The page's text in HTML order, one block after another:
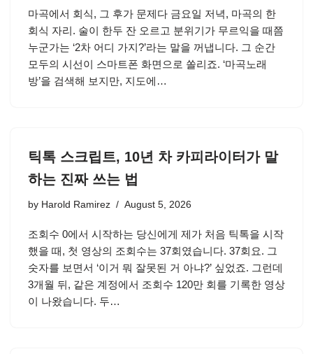
마곡에서 회식, 그 후가 문제다 금요일 저녁, 마곡의 한
회식 자리. 술이 한두 잔 오르고 분위기가 무르익을 때쯤
누군가는 ‘2차 어디 가지?’라는 말을 꺼냅니다. 그 순간
모두의 시선이 스마트폰 화면으로 쏠리죠. ‘마곡노래
방’을 검색해 보지만, 지도에…
틱톡 스크립트, 10년 차 카피라이터가 말
하는 진짜 쓰는 법
by Harold Ramirez August 5, 2026
조회수 0에서 시작하는 당신에게 제가 처음 틱톡을 시작
했을 때, 첫 영상의 조회수는 37회였습니다. 37회요. 그
숫자를 보면서 ‘이거 뭐 잘못된 거 아냐?’ 싶었죠. 그런데
3개월 뒤, 같은 계정에서 조회수 120만 회를 기록한 영상
이 나왔습니다. 두…